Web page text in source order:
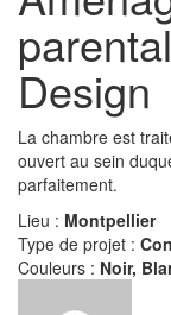
Design
La chambre est
ouvert au sein
parfaitement.
Lieu : Montpellier
Type de projet :
Couleurs : Noir,